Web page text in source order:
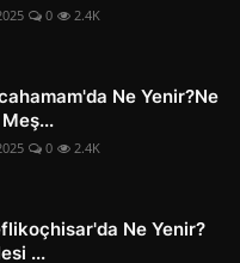
0 2.4K
Ne Yenir?Ne
0 2.4K
Ne Yenir?
...